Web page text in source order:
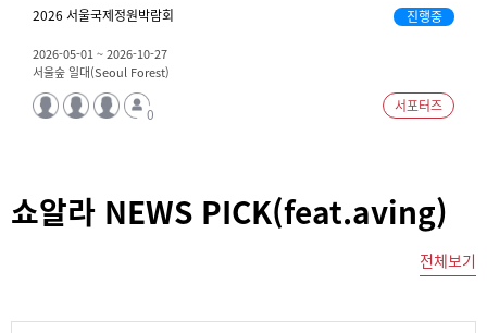
2026 서울국제정원박람회 진행중
2026-05-01 ~ 2026-10-27
서울숲 일대(Seoul Forest)
0 서포터즈
쇼알라 NEWS PICK(feat.aving)
전체보기